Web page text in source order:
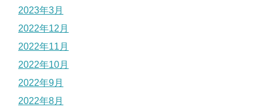
2023年3月
2022年12月
2022年11月
2022年10月
2022年9月
2022年8月